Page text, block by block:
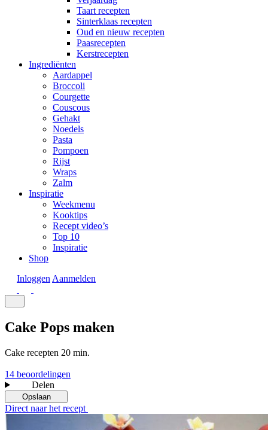
Taart recepten
Sinterklaas recepten
Oud en nieuw recepten
Paasrecepten
Kerstrecepten
Ingrediënten
Aardappel
Broccoli
Courgette
Couscous
Gehakt
Noedels
Pasta
Pompoen
Rijst
Wraps
Zalm
Inspiratie
Weekmenu
Kooktips
Recept video’s
Top 10
Inspiratie
Shop
Inloggen Aanmelden
Cake Pops maken
Cake recepten 20 min.
14 beoordelingen
Delen
Opslaan
Direct naar het recept